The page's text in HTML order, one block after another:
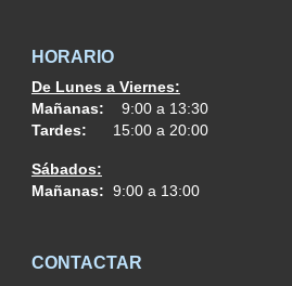
HORARIO
De Lunes a Viernes:
Mañanas:
9:00 a 13:30
Tardes: 15:00 a 20:00
Sábados:
Mañanas: 9:00 a 13:00
CONTACTAR